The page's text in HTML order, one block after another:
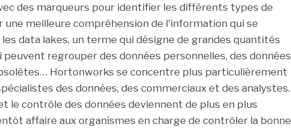
des marqueurs pour identifier les différents types de
une meilleure compréhension de l'information qui se
data lakes, un terme qui désigne de grandes quantités
peuvent regrouper des données personnelles, des données
Hortonworks se concentre plus particulièrement
des données, des commerciaux et des analystes.
le contrôle des données deviennent de plus en plus
affaire aux organismes en charge de contrôler la bonne